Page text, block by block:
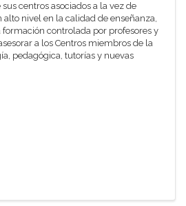
centros asociados a la vez de
nivel en la calidad de enseñanza,
formación controlada por profesores y
a los Centros miembros de la
pedagógica, tutorías y nuevas